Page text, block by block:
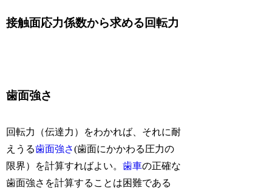
接触面応力係数から求める回転力
歯面強さ
回転力（伝達力）をわかれば、それに耐
えうる歯面強さ(歯面にかかわる圧力の
限界）を計算すればよい。歯車の正確な
歯面強さを計算することは困難である